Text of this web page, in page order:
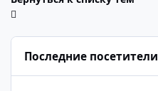
Последние посетители